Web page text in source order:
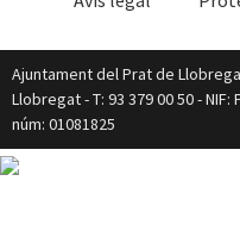
Ajuntament del Prat de
Llobregat - T: 93 379 00 50 -
núm: 01081825